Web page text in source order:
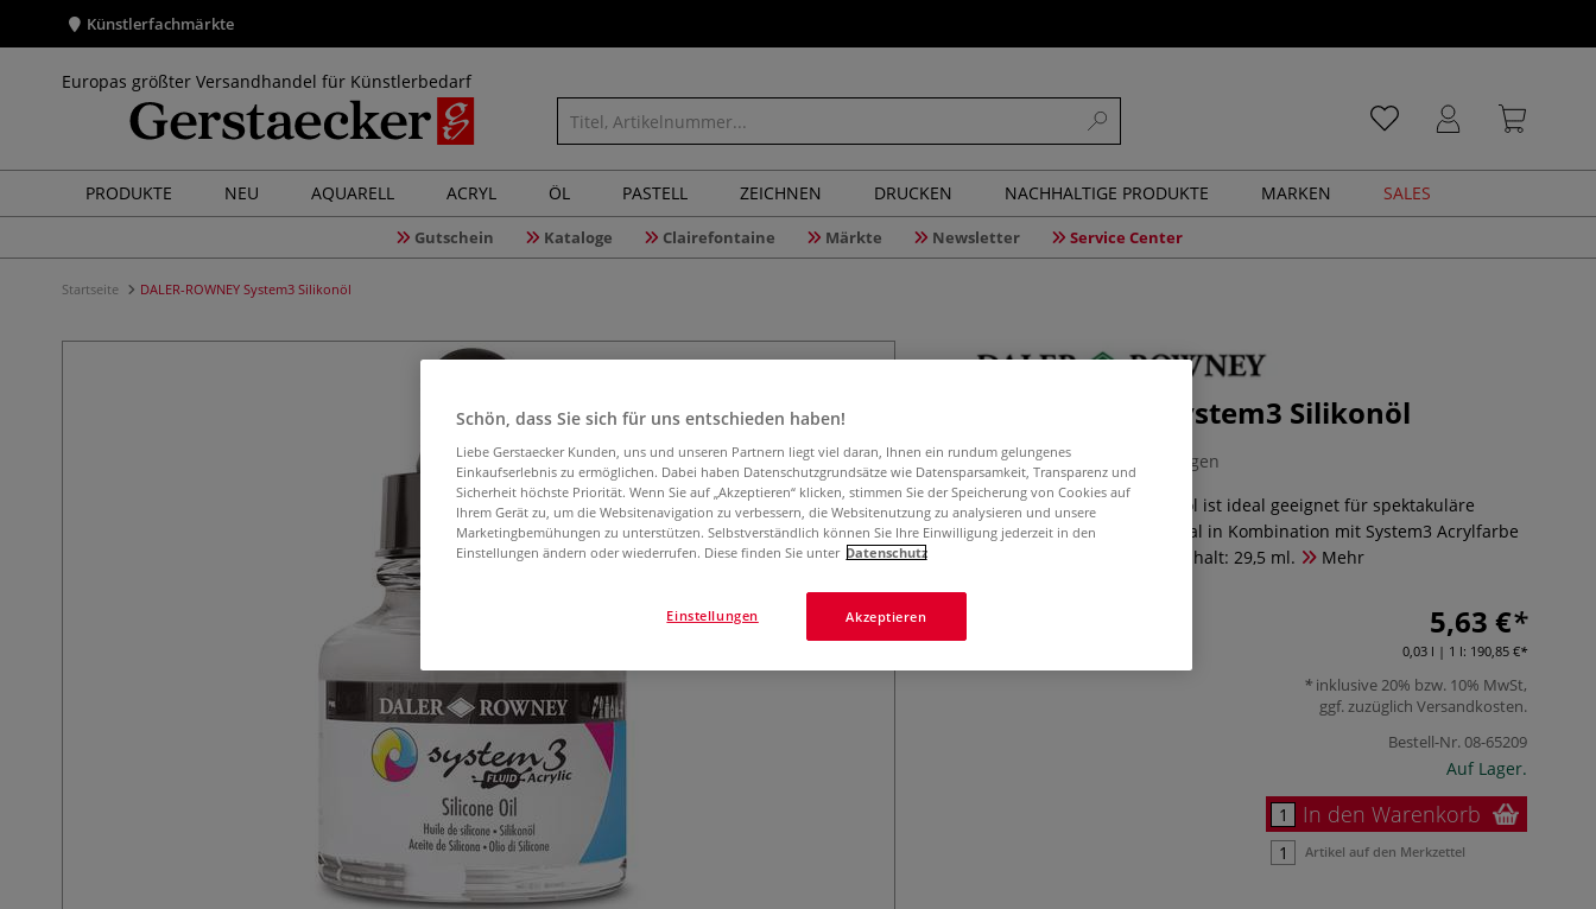
Künstlerfachmärkte
Europas größter Versandhandel für Künstlerbedarf
PRODUKTE NEU AQUARELL ACRYL ÖL PASTELL ZEICHNEN DRUCKEN NACHHALTIGE PRODUKTE MARKEN SALES
Gutschein Kataloge Clairefontaine Märkte Newsletter Service Center
Startseite DALER-ROWNEY System3 Silikonöl
DALER-ROWNEY System3 Silikonöl
0 Bewertungen
DALER-ROWNEY System3 Silikonöl ist ideal geeignet für spektakuläre
Zellbildung beim Pouring. Optimal in Kombination mit System3 Acrylfarbe
und System3 Pouring Medium. Inhalt: 29,5 ml.
Mehr
5,63 €
0,03 l | 1 l: 190,85 €
inklusive 20% bzw. 10% MwSt,
ggf. zuzüglich Versandkosten.
Bestell-Nr.08-65209
Auf Lager.
In den Warenkorb
Artikel auf den Merkzettel
Schön, dass Sie sich für uns entschieden haben!
Liebe Gerstaecker Kunden, uns und unseren Partnern liegt viel daran, Ihnen ein rundum gelungenes
Einkaufserlebnis zu ermöglichen. Dabei haben Datenschutzgrundsätze wie Datensparsamkeit, Transparenz und
Sicherheit höchste Priorität. Wenn Sie auf „Akzeptieren“ klicken, stimmen Sie der Speicherung von Cookies auf
Ihrem Gerät zu, um die Websitenavigation zu verbessern, die Websitenutzung zu analysieren und unsere
Marketingbemühungen zu unterstützen. Selbstverständlich können Sie Ihre Einwilligung jederzeit in den
Einstellungen ändern oder wiederrufen. Diese finden Sie unter Datenschutz
Akzeptieren
Einstellungen